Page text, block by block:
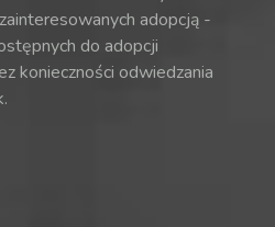
adopcją -
do adopcji
konieczności odwiedzania